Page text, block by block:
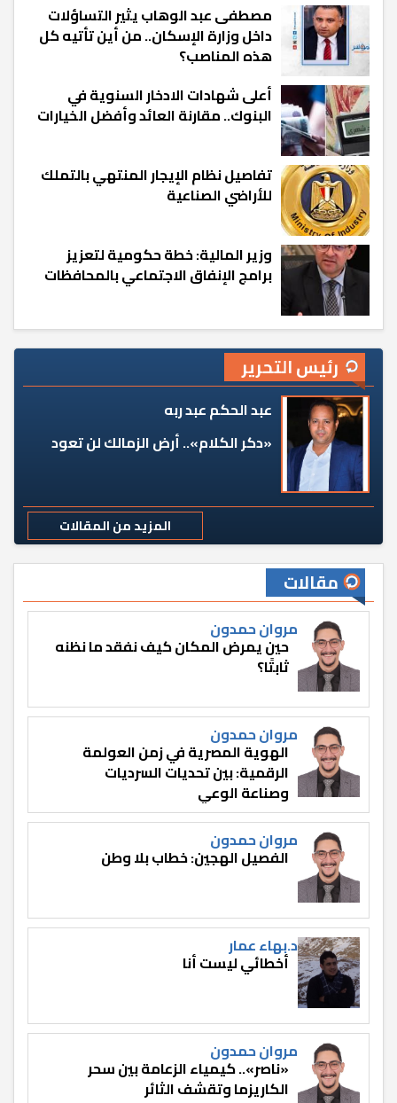
مصطفى عبد الوهاب يثير التساؤلات
داخل وزارة الإسكان.. من أين تأتيه كل
هذه المناصب؟
أعلى شهادات الادخار السنوية في
البنوك.. مقارنة العائد وأفضل الخيارات
تفاصيل نظام الإيجار المنتهي بالتملك
للأراضي الصناعية
وزير المالية: خطة حكومية لتعزيز
برامج الإنفاق الاجتماعي بالمحافظات
رئيس التحرير
عبد الحكم عبد ربه
«دكر الكلام».. أرض الزمالك لن تعود
المزيد من المقالات
مقالات
مروان حمدون
حين يمرض المكان كيف نفقد ما نظنه
ثابتًا؟
مروان حمدون
الهوية المصرية في زمن العولمة
الرقمية: بين تحديات السرديات
وصناعة الوعي
مروان حمدون
الفصيل الهجين: خطاب بلا وطن
د.بهاء عمار
أخطائي ليست أنا
مروان حمدون
«ناصر».. كيمياء الزعامة بين سحر
الكاريزما وتقشف الثائر